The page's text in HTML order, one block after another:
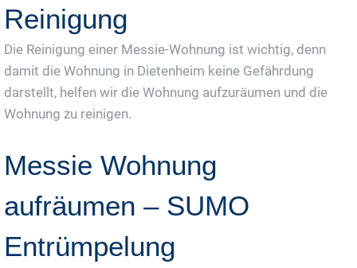
Reinigung
Die Reinigung einer Messie-Wohnung ist wichtig, denn
damit die Wohnung in Dietenheim keine Gefährdung
darstellt, helfen wir die Wohnung aufzuräumen und die
Wohnung zu reinigen.
Messie Wohnung
aufräumen – SUMO
Entrümpelung